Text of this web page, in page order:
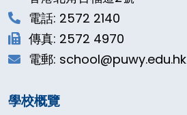
電話: 2572 2140
傳真: 2572 4970
電郵: school@puwy.edu.hk
學校概覽